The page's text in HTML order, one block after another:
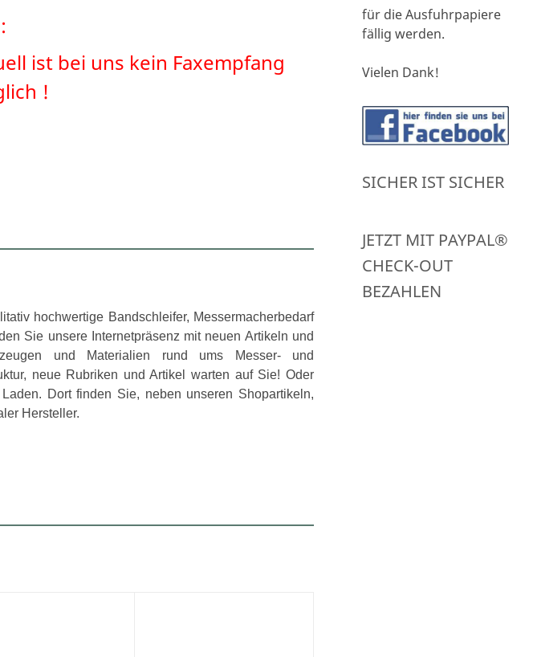
ist bei uns kein Faxempfang
!
hochwertige Bandschleifer, Messermacherbedarf
Sie unsere Internetpräsenz mit neuen Artikeln und
und Materialien rund ums Messer- und
neue Rubriken und Artikel warten auf Sie! Oder
Dort finden Sie, neben unseren Shopartikeln,
Hersteller.
für die Ausfuhrpapiere
fällig werden.
Vielen Dank!
SICHER IST SICHER
JETZT MIT PAYPAL®
CHECK-OUT
BEZAHLEN